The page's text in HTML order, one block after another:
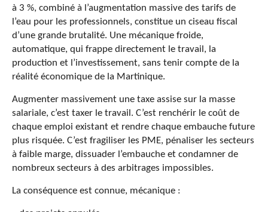
à 3 %, combiné à l’augmentation massive des tarifs de
l’eau pour les professionnels, constitue un ciseau fiscal
d’une grande brutalité. Une mécanique froide,
automatique, qui frappe directement le travail, la
production et l’investissement, sans tenir compte de la
réalité économique de la Martinique.
Augmenter massivement une taxe assise sur la masse
salariale, c’est taxer le travail. C’est renchérir le coût de
chaque emploi existant et rendre chaque embauche future
plus risquée. C’est fragiliser les PME, pénaliser les secteurs
à faible marge, dissuader l’embauche et condamner de
nombreux secteurs à des arbitrages impossibles.
La conséquence est connue, mécanique :